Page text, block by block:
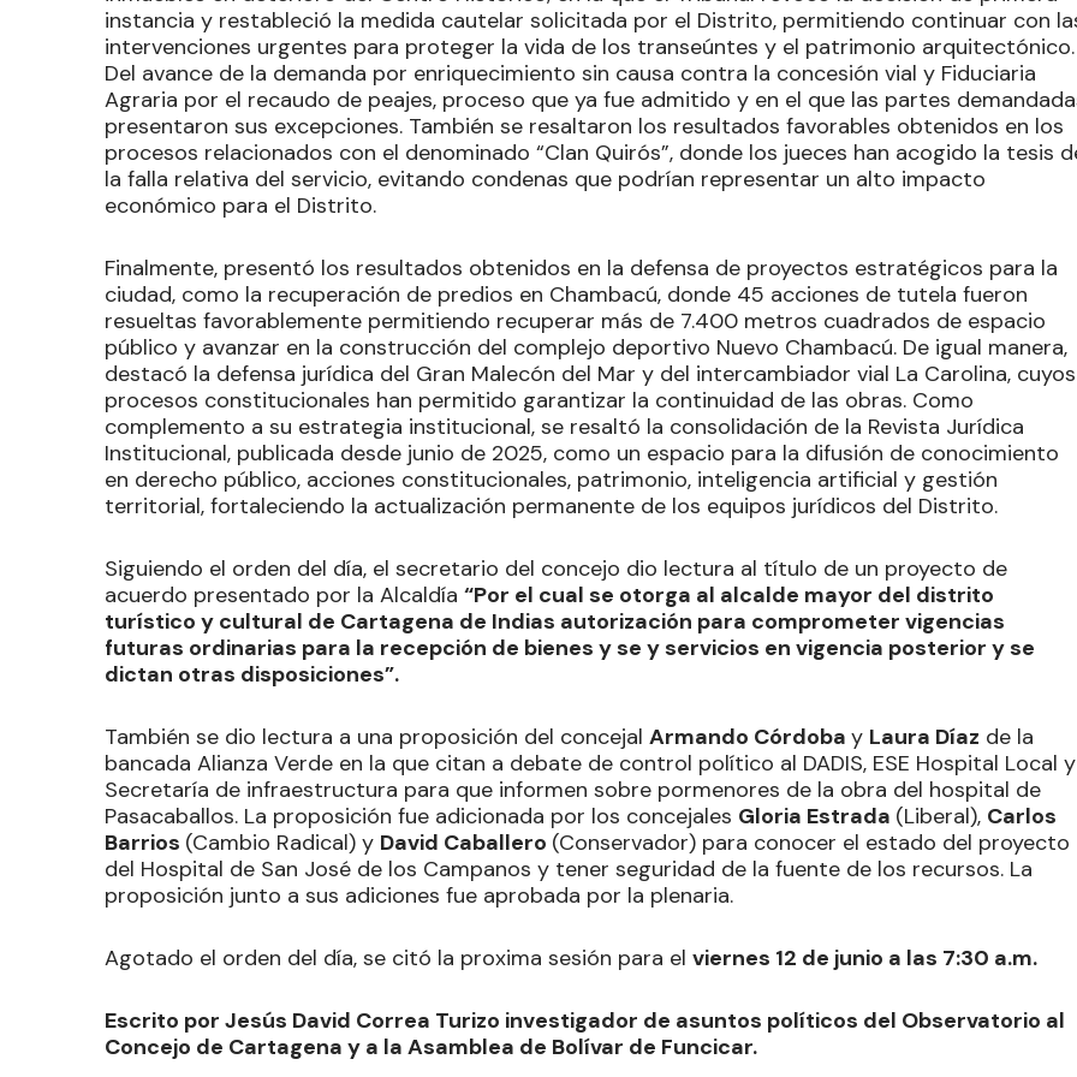
instancia y restableció la medida cautelar solicitada por el Distrito, permitiendo continuar con
intervenciones urgentes para proteger la vida de los transeúntes y el patrimonio arquitectónico.
Del avance de la demanda por enriquecimiento sin causa contra la concesión vial y Fiduciaria
Agraria por el recaudo de peajes, proceso que ya fue admitido y en el que las partes
presentaron sus excepciones. También se resaltaron los resultados favorables obtenidos en los
procesos relacionados con el denominado “Clan Quirós”, donde los jueces han acogido la tesis
la falla relativa del servicio, evitando condenas que podrían representar un alto impacto
económico para el Distrito.
Finalmente, presentó los resultados obtenidos en la defensa de proyectos estratégicos para la
ciudad, como la recuperación de predios en Chambacú, donde 45 acciones de tutela fueron
resueltas favorablemente permitiendo recuperar más de 7.400 metros cuadrados de espacio
público y avanzar en la construcción del complejo deportivo Nuevo Chambacú. De igual manera,
destacó la defensa jurídica del Gran Malecón del Mar y del intercambiador vial La Carolina, cuyos
procesos constitucionales han permitido garantizar la continuidad de las obras. Como
complemento a su estrategia institucional, se resaltó la consolidación de la Revista Jurídica
Institucional, publicada desde junio de 2025, como un espacio para la difusión de conocimiento
en derecho público, acciones constitucionales, patrimonio, inteligencia artificial y gestión
territorial, fortaleciendo la actualización permanente de los equipos jurídicos del Distrito.
Siguiendo el orden del día, el secretario del concejo dio lectura al título de un proyecto de
acuerdo presentado por la Alcaldía “Por el cual se otorga al alcalde mayor del distrito
turístico y cultural de Cartagena de Indias autorización para comprometer vigencias
futuras ordinarias para la recepción de bienes y se y servicios en vigencia posterior y se
dictan otras disposiciones”.
También se dio lectura a una proposición del concejal Armando Córdoba y Laura Díaz de la
bancada Alianza Verde en la que citan a debate de control político al DADIS, ESE Hospital Local y
Secretaría de infraestructura para que informen sobre pormenores de la obra del hospital de
Pasacaballos. La proposición fue adicionada por los concejales Gloria Estrada (Liberal), Carlos
Barrios (Cambio Radical) y David Caballero (Conservador) para conocer el estado del proyecto
del Hospital de San José de los Campanos y tener seguridad de la fuente de los recursos. La
proposición junto a sus adiciones fue aprobada por la plenaria.
Agotado el orden del día, se citó la proxima sesión para el viernes 12 de junio a las 7:30 a.m.
Escrito por Jesús David Correa Turizo investigador de asuntos políticos del Observatorio al
Concejo de Cartagena y a la Asamblea de Bolívar de Funcicar.